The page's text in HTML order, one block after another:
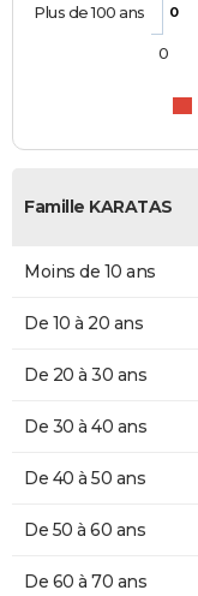
0
Plus de 100 ans
0
Famille KARATAS
Moins de 10 ans
De 10 à 20 ans
De 20 à 30 ans
De 30 à 40 ans
De 40 à 50 ans
De 50 à 60 ans
De 60 à 70 ans